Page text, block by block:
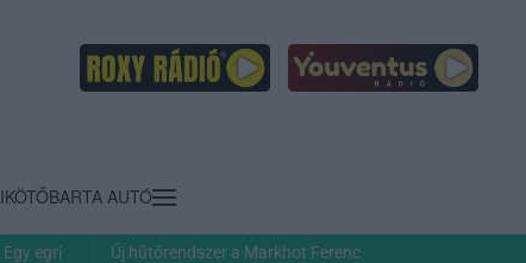
BARTA AUTÓ
egri
Új hűtőrendszer a Markhot Ferenc